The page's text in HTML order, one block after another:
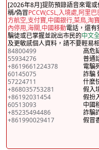
[2026年8月]提防預錄語音來電
稱/偽冒PCCW,CSL,入境處,阿里
方航空,支付寶,中國銀行,菜鳥,淘
內停用,海關,中國移動電話，還有
騙徒或已掌握並說出市民的中文
及更敏感個人資料，請不要輕易
84800499
高危
55934276
普通
+8619661224378
電騙
60145075
詐騙
57224711
什麼
+868035753281
假入
+86192031454
假扮
60513093
中國
+85235494486
詐騙
+861990029417
假冒